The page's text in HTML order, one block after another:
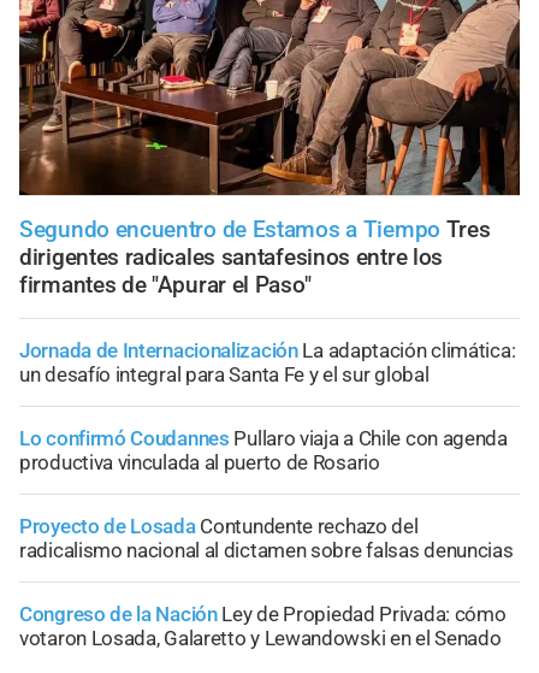
Segundo encuentro de Estamos a Tiempo Tres
dirigentes radicales santafesinos entre los
firmantes de "Apurar el Paso"
Jornada de Internacionalización La adaptación climática:
un desafío integral para Santa Fe y el sur global
Lo confirmó Coudannes Pullaro viaja a Chile con agenda
productiva vinculada al puerto de Rosario
Proyecto de Losada Contundente rechazo del
radicalismo nacional al dictamen sobre falsas denuncias
Congreso de la Nación Ley de Propiedad Privada: cómo
votaron Losada, Galaretto y Lewandowski en el Senado